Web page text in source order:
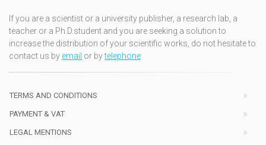
If you are a scientist or a university publisher, a research lab, a
teacher or a Ph.D.student and you are seeking a solution to
increase the distribution of your scientific works, do not hesitate to
contact us by email or bytelephone
TERMS AND CONDITIONS
PAYMENT & VAT
LEGAL MENTIONS